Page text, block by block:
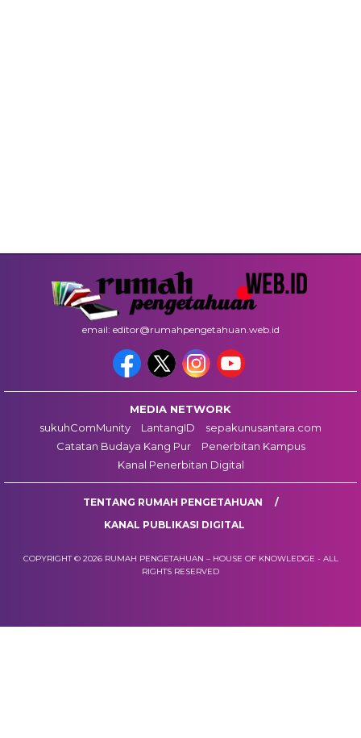
email: editor@rumahpengetahuan.web.id
MEDIA NETWORK
sukuhComMunity
LantangID
sepakunusantara.com
Catatan Budaya Kang Pur
Penerbitan Kampus
Kanal Penerbitan Digital
TENTANG RUMAH PENGETAHUAN
KANAL PUBLIKASI DIGITAL
COPYRIGHT © 2026 RUMAH PENGETAHUAN – HOUSE OF KNOWLEDGE - ALL
RIGHTS RESERVED